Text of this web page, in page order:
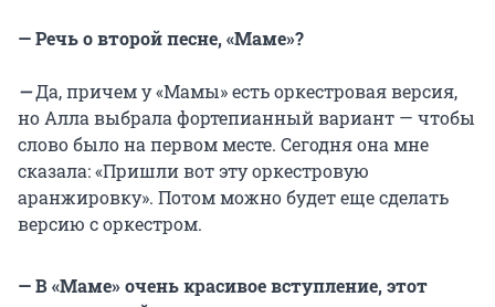
— Речь о второй песне, «Маме»?
—Да, причем у «Мамы» есть оркестровая версия,
но Алла выбрала фортепианный вариант — чтобы
слово было на первом месте. Сегодня она мне
сказала: «Пришли вот эту оркестровую
аранжировку». Потом можно будет еще сделать
версию с оркестром.
— В «Маме» очень красивое вступление, этот